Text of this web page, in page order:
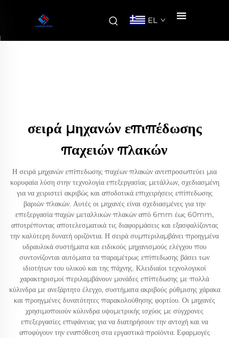
EL
σειρά μηχανών επιπέδωσης
παχειών πλακών
Η σειρά μηχανών επίπεδωσης παχέων πλακών αντιπροσωπεύει μια
κορυφαία λύση στην τεχνολογία επεξεργασίας μετάλλων, σχεδιασμένη
για να χειριστεί ακριβώς και αποδοτικά επιχειρήσεις επίπεδωσης
βαριών πλακών. Αυτές οι μηχανές είναι σχεδιασμένες για την
επεξεργασία παχών μεταλλικών πλακών από 6mm έως 60mm,
αποτρέποντας αποτελεσματικά τις διαφορμάσεις και εξασφαλίζοντας
την καλύτερη δυνατή οριζόντια. Η σειρά συμπεριλαμβάνει προηγμένα
υδραυλικά συστήματα και ειδικούς μηχανισμούς ελέγχου που
συντονίζονται αυτόματα τα παραμέτρως επίπεδωσης βάσει των
ιδιοτήτων του υλικού και της πάχνης. Κλειδιαίοι τεχνολογικοί
χαρακτηρισμοί περιλαμβάνουν μονάδες επίπεδωσης με πολλά
κύλινδρα με ανεξάρτητο έλεγχο, συστήματα ακριβούς ρύθμισης χάρακα
και προηγμένες δυνατότητες παρακολούθησης φορτίου. Οι μηχανές
χρησιμοποιούν κύλινδρα υψομετρικής ισχύος με σύγχρονες
επεξεργασίες επιφάνειας για να διατηρήσουν την αντοχή και να
αποφύγουν την εναπόθεση στα εργαστικά προϊόντα. Εφαρμογές